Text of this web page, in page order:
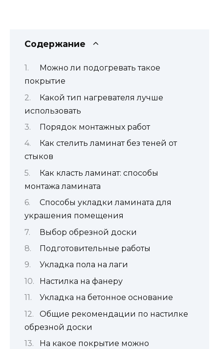
Содержание
Можно ли подогревать такое
покрытие
Какой тип нагревателя лучше
использовать
Порядок монтажных работ
Как стелить ламинат без теней от
стыков
Как класть ламинат: способы
монтажа ламината
Способы укладки ламината для
украшения помещения
Выбор обрезной доски
Подготовительные работы
Укладка пола на лаги
Настилка на фанеру
Укладка на бетонное основание
Общие рекомендации по настилке
обрезной доски
На какое покрытие можно